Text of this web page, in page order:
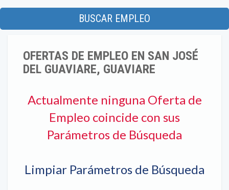
BUSCAR EMPLEO
OFERTAS DE EMPLEO EN SAN JOSÉ
DEL GUAVIARE, GUAVIARE
Actualmente ninguna Oferta de
Empleo coincide con sus
Parámetros de Búsqueda
Limpiar Parámetros de Búsqueda